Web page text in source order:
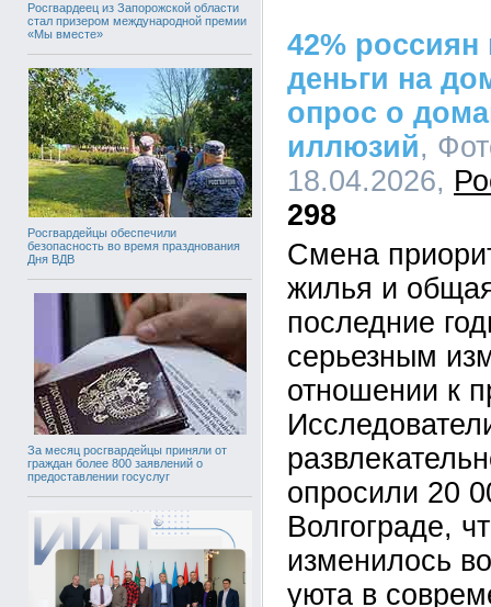
Росгвардеец из Запорожской области
стал призером международной премии
«Мы вместе»
Росгвардейцы обеспечили
безопасность во время празднования
Дня ВДВ
За месяц росгвардейцы приняли от
граждан более 800 заявлений о
предоставлении госуслуг
42% россиян
деньги на
опрос о
иллюзий,
18.04.2026,
298
Смена
жилья и
последние
серьезным
отношении к
опросили 20
Волгограде,
изменилось
уюта в